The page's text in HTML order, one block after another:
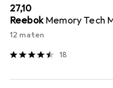
EUR
27,10
Reebok Memory Tech
12 maten
18